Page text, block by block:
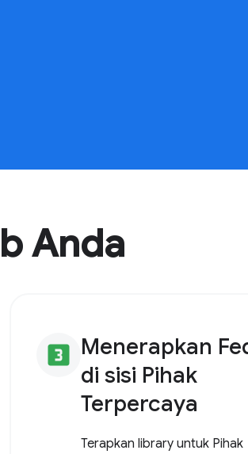
Anda
looks_3 Menerapkan
di sisi Pihak
Terpercaya
Terapkan library untuk Pihak